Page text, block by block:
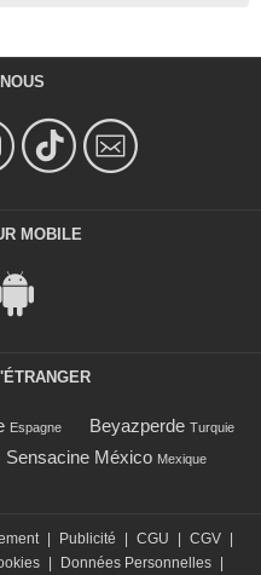
MOBILE
Espagne Beyazperde Turquie
Sensacine México Mexique
Publicité CGU CGV
Données Personnelles